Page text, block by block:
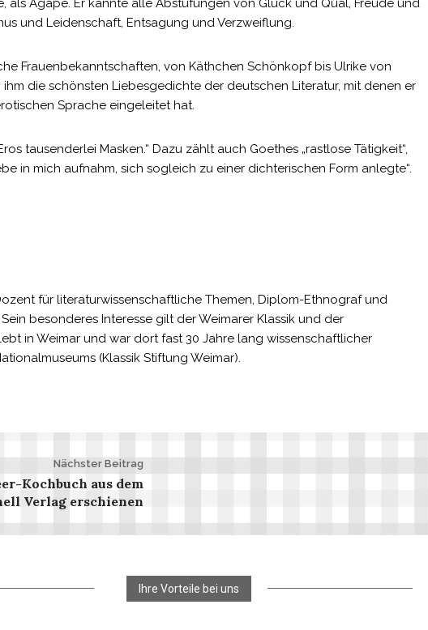
als Agape. Er kannte alle Abstufungen von Glück und Qual, Freude und
und Leidenschaft, Entsagung und Verzweiflung.
Frauenbekanntschaften, von Käthchen Schönkopf bis Ulrike von
die schönsten Liebesgedichte der deutschen Literatur, mit denen er
Sprache eingeleitet hat.
tausenderlei Masken.“ Dazu zählt auch Goethes „rastlose Tätigkeit“,
in mich aufnahm, sich sogleich zu einer dichterischen Form anlegte“.
für literaturwissenschaftliche Themen, Diplom-Ethnograf und
besonderes Interesse gilt der Weimarer Klassik und der
in Weimar und war dort fast 30 Jahre lang wissenschaftlicher
(Klassik Stiftung Weimar).
Nächster Beitrag
Kochbuch aus dem
Verlag erschienen
Ihre Vorteile bei uns